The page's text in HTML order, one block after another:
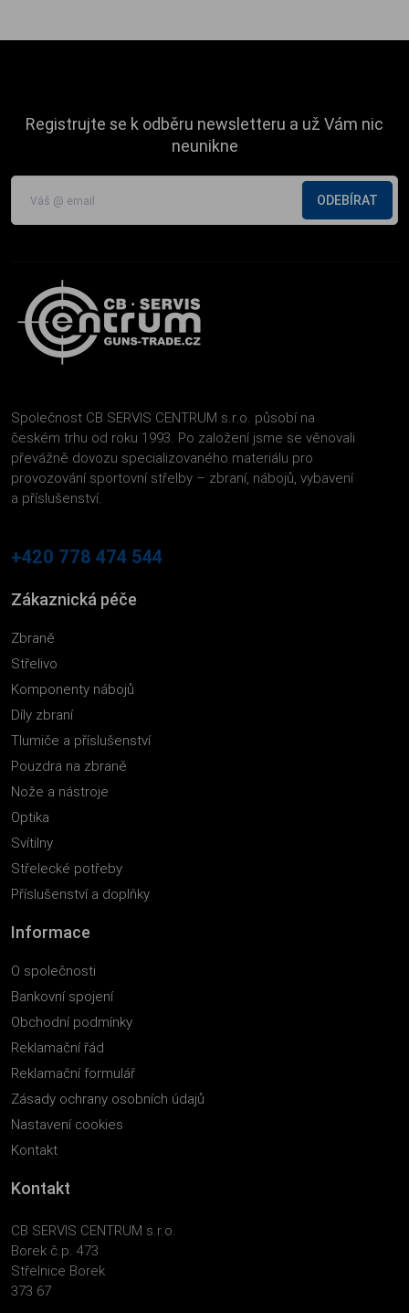
Registrujte se k odběru newsletteru a už Vám nic
neunikne
ODEBÍRAT
Společnost CB SERVIS CENTRUM s.r.o. působí na
českém trhu od roku 1993. Po založení jsme se věnovali
převážně dovozu specializovaného materiálu pro
provozování sportovní střelby – zbraní, nábojů, vybavení
a příslušenství.
+420 778 474 544
Zákaznická péče
Zbraně
Střelivo
Komponenty nábojů
Díly zbraní
Tlumiče a příslušenství
Pouzdra na zbraně
Nože a nástroje
Optika
Svítilny
Střelecké potřeby
Příslušenství a doplňky
Informace
O společnosti
Bankovní spojení
Obchodní podmínky
Reklamační řád
Reklamační formulář
Zásady ochrany osobních údajů
Nastavení cookies
Kontakt
Kontakt
CB SERVIS CENTRUM s.r.o.
Borek č.p. 473
Střelnice Borek
373 67